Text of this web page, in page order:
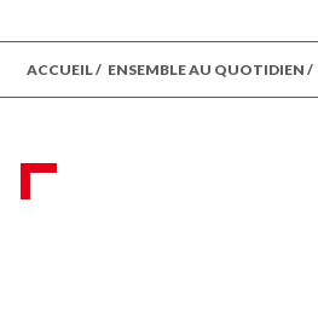
ACCUEIL/ ENSEMBLE AU QUOTIDIEN /